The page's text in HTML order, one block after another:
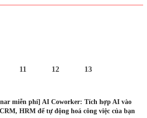
11 12 13
miễn phí] AI Coworker: Tích hợp AI vào
HRM để tự động hoá công việc của bạn